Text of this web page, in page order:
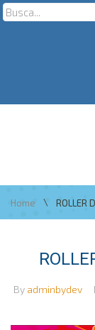
Home \ ROLLER
By adminbydev